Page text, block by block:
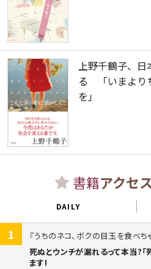
上野千鶴子、
る 「いまより
を」
書籍アクセ
DAILY
1
うちのネコ、ボクの目玉を食べち
死ぬとウンチが漏れるって本当?
ます!